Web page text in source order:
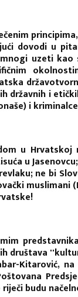
dovodi u
uzeti
državnih i
i
u
u
ne bi
društava
Kitarović,
budu